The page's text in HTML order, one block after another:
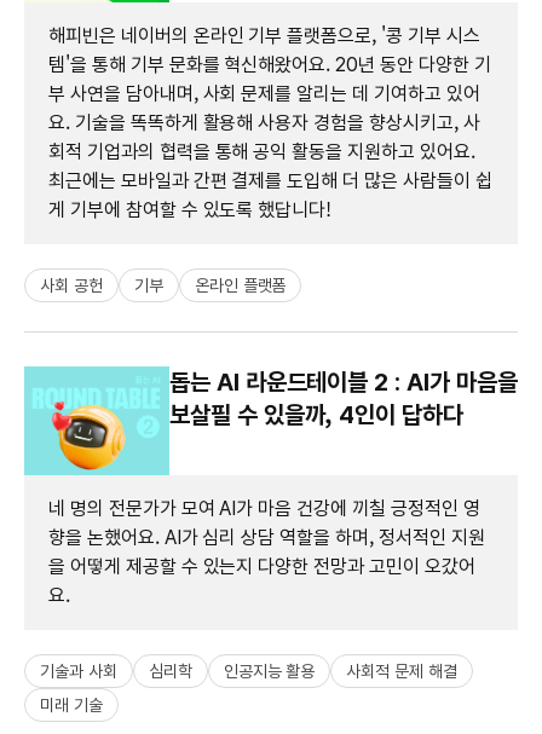
해피빈은 네이버의 온라인 기부 플랫폼으로, '콩 기부 시스
템'을 통해 기부 문화를 혁신해왔어요. 20년 동안 다양한 기
부 사연을 담아내며, 사회 문제를 알리는 데 기여하고 있어
요. 기술을 똑똑하게 활용해 사용자 경험을 향상시키고, 사
회적 기업과의 협력을 통해 공익 활동을 지원하고 있어요.
최근에는 모바일과 간편 결제를 도입해 더 많은 사람들이 쉽
게 기부에 참여할 수 있도록 했답니다!
사회 공헌 기부 온라인 플랫폼
돕는 AI 라운드테이블 2 : AI가 마음을
보살필 수 있을까, 4인이 답하다
네 명의 전문가가 모여 AI가 마음 건강에 끼칠 긍정적인 영
향을 논했어요. AI가 심리 상담 역할을 하며, 정서적인 지원
을 어떻게 제공할 수 있는지 다양한 전망과 고민이 오갔어
요.
기술과 사회 심리학 인공지능 활용
사회적 문제 해결
미래 기술